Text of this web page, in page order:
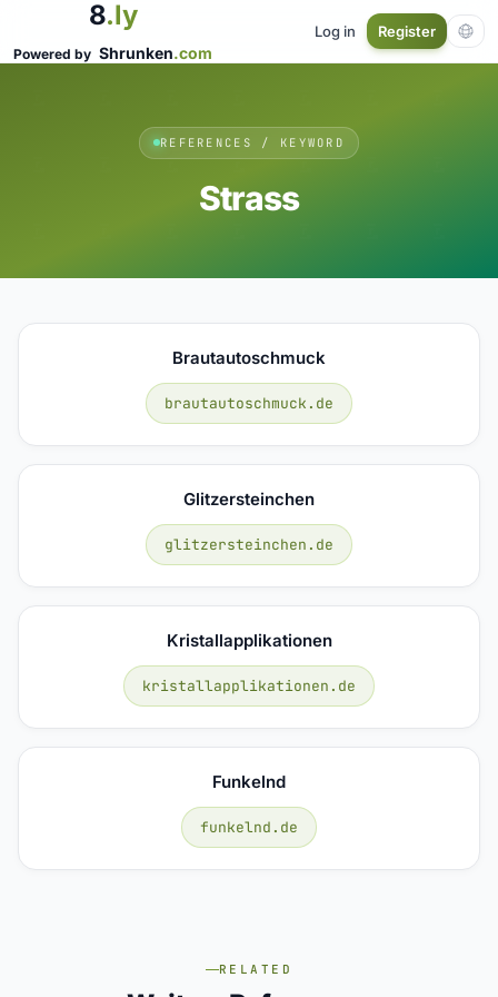
8.ly
Powered by Shrunken.com
Log in Register
REFERENCES / KEYWORD
Strass
Brautautoschmuck
brautautoschmuck.de
Glitzersteinchen
glitzersteinchen.de
Kristallapplikationen
kristallapplikationen.de
Funkelnd
funkelnd.de
RELATED